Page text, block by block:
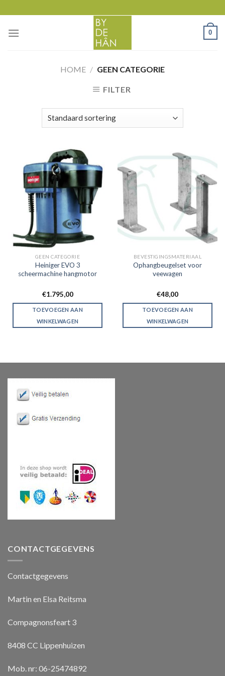
to
content
0
HOME / GEEN CATEGORIE
FILTER
GEEN CATEGORIE
Heiniger EVO 3
scheermachine hangmotor
€1.795,00
TOEVOEGEN AAN
WINKELWAGEN
BEVESTIGINGSMATERIAAL
Ophangbeugelset voor
veewagen
€48,00
TOEVOEGEN AAN
WINKELWAGEN
CONTACTGEGEVENS
Contactgegevens
Martin en Elsa Reitsma
Compagnonsfeart 3
8408 CC Lippenhuizen
Mob. nr: 06-25474892